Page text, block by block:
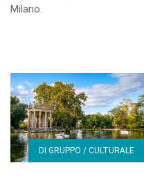
Milano.
DI GRUPPO / CULTURALE